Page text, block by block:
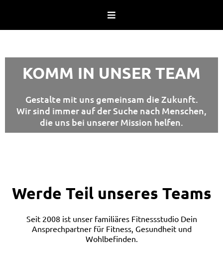
KOMM IN UNSER TEAM
Gestalte mit uns gemeinsam die Zukunft.
Wir sind immer auf der Suche nach Menschen,
die uns bei unserer Mission helfen.
Werde Teil unseres Teams
Seit 2008 ist unser familiäres Fitnessstudio Dein
Ansprechpartner für Fitness, Gesundheit und
Wohlbefinden.